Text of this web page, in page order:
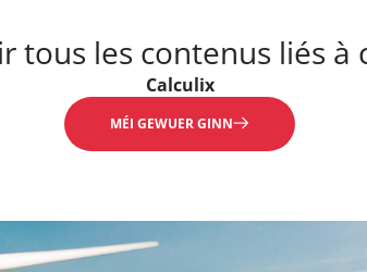
tous les contenus liés à
Calculix
MÉI GEWUER GINN